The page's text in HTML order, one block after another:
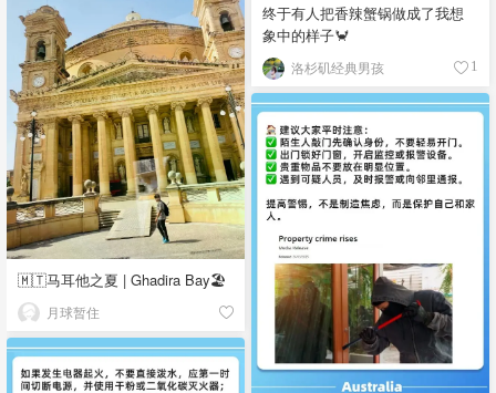
终于有人把香辣蟹锅做成了我想
象中的样子🦀
洛杉矶经典男孩 1
🇲🇹马耳他之夏 | Ghadira Bay🏖️
月球暂住